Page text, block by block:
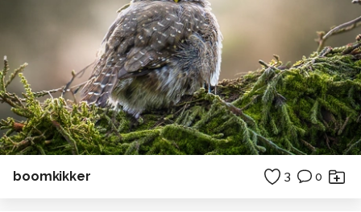
boomkikker 3 0